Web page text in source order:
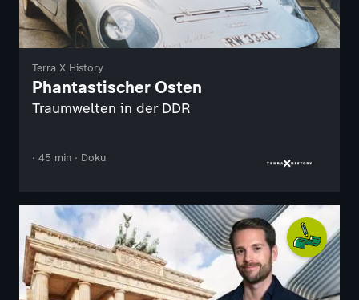
Terra X History
Phantastischer Osten
Traumwelten in der DDR
· 45 min · Doku